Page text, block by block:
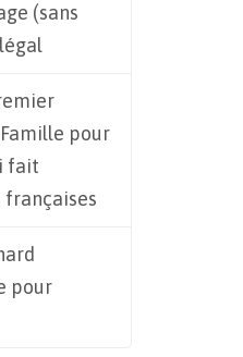
(sans
pour
fait
pour